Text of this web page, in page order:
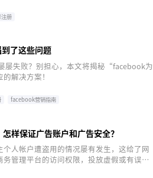
方法。
册
了这些问题
屡失败？别担心，本文将揭秘“facebook为
解决方案！
facebook营销指南
样保证广告账户和广告安全？
人帐户遭盗用的情况屡有发生，这给了网
管理平台的访问权限，投放虚假或有误导